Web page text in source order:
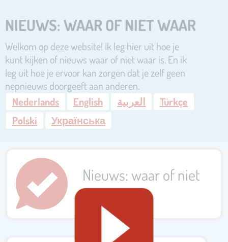
NIEUWS: WAAR OF NIET WAAR
Welkom op deze website! Ik leg hier uit hoe je
kunt kijken of nieuws waar of niet waar is. En ik
leg uit hoe je ervoor kan zorgen dat je zelf geen
nepnieuws doorgeeft aan anderen.
Nederlands
English العربية
Türkçe
Polski
Українська
Nieuws: waar of niet
waar?